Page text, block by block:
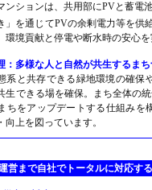
ンションは、共用部にPVと蓄電
」を通じてPVの余剰電力等を供
環境貢献と停電や断水時の安心を
：多様な人と自然が共生するまち
系と共存できる緑地環境の確保
生できる場を確保。まち全体の
ちをアップデートする仕組み
向上を図っています。
営まで自社でトータルに対応す